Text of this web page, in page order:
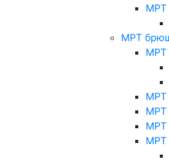
МРТ
МРТ
МРТ
МРТ
МРТ
МРТ
МРТ